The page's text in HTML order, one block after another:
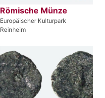
Römische Münze
Europäischer Kulturpark
Reinheim